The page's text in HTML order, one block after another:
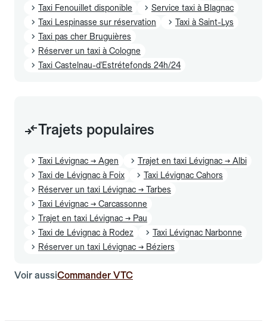
Taxi Fenouillet disponible
Service taxi à Blagnac
Taxi Lespinasse sur réservation
Taxi à Saint-Lys
Taxi pas cher Bruguières
Réserver un taxi à Cologne
Taxi Castelnau-d'Estrétefonds 24h/24
Trajets populaires
Taxi Lévignac → Agen
Trajet en taxi Lévignac → Albi
Taxi de Lévignac à Foix
Taxi Lévignac Cahors
Réserver un taxi Lévignac → Tarbes
Taxi Lévignac → Carcassonne
Trajet en taxi Lévignac → Pau
Taxi de Lévignac à Rodez
Taxi Lévignac Narbonne
Réserver un taxi Lévignac → Béziers
Voir aussiCommander VTC